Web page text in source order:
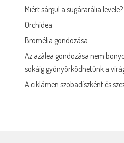
Miért sárgul a sugárarália levele?
Orchidea
Bromélia gondozása
Az azálea gondozása nem
sokáig gyönyörködhetünk a
A ciklámen szobadíszként és